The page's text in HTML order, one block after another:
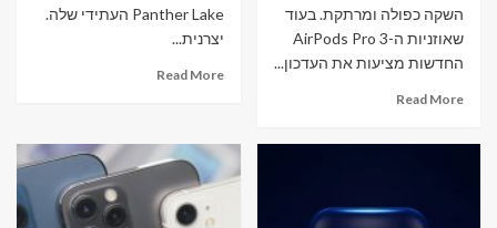
השקה כפולה ומרתקת. בעוד
שאוזניות ה-AirPods Pro 3
החדשות מציעות את העדכון...
Read More
Panther Lake העתידי שלה.
יצרנית...
Read More